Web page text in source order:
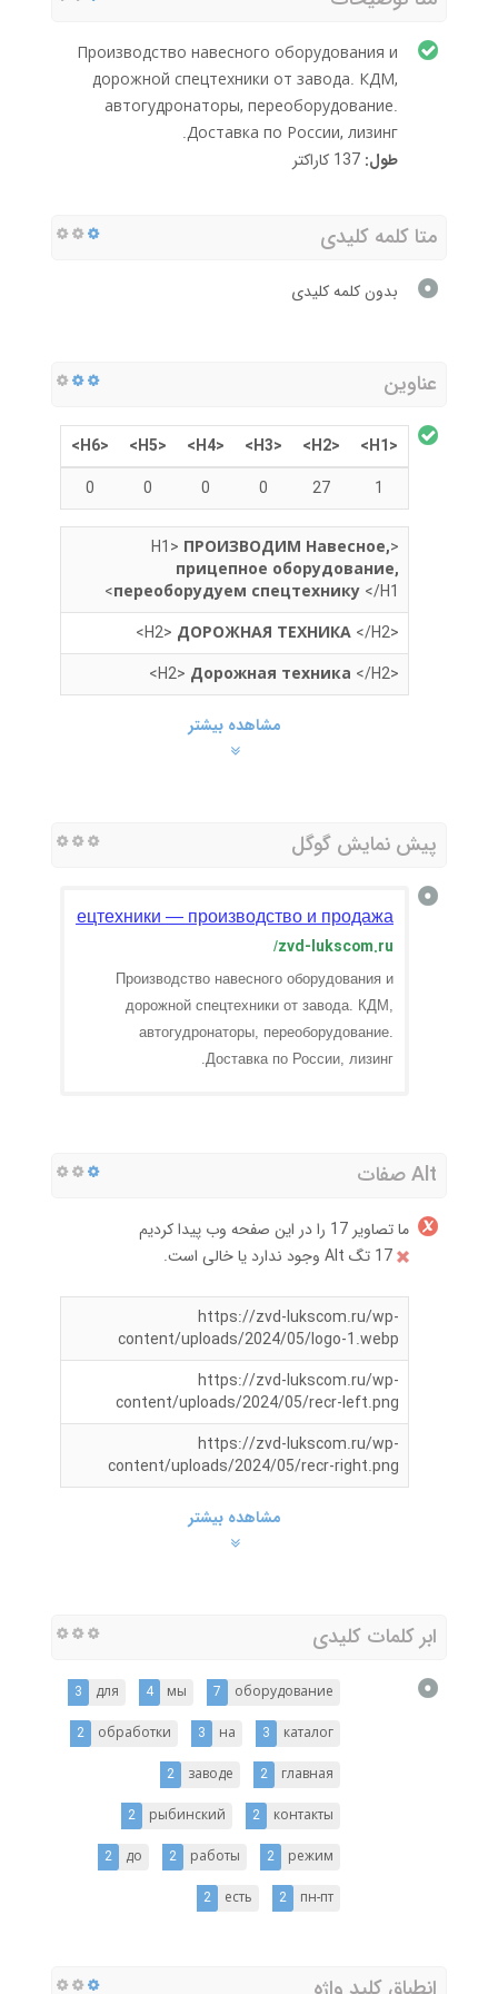
Производство навесного оборудования и
дорожной спецтехники от завода. КДМ,
автогудронаторы, переоборудование.
Доставка по России, лизинг.
طول:
متا کلمه کلیدی
بدون کلمه کلیدی
عناوین
<H1>
<H2>
<H3>
<H4>
<H5>
<H6>
1
27
0
0
0
0
<H1>
ПРОИЗВОДИМ Навесное,
прицепное оборудование,
переоборудуем спецтехнику </H1>
<H2>
ДОРОЖНАЯ ТЕХНИКА </H2>
<H2>
Дорожная техника </H2>
مشاهده بیشتر
پیش نمایش گوگل
и спецтехники — производство и продажа
zvd-lukscom.ru
/
Производство навесного оборудования и
дорожной спецтехники от завода. КДМ,
автогудронаторы, переоборудование.
Доставка по России, лизинг.
Alt صفات
ما تصاویر 17 را در این صفحه وب پیدا کردیم
https://zvd-lukscom.ru/wp-
content/uploads/2024/05/logo-1.webp
https://zvd-lukscom.ru/wp-
content/uploads/2024/05/recr-left.png
https://zvd-lukscom.ru/wp-
content/uploads/2024/05/recr-right.png
مشاهده بیشتر
ابر کلمات کلیدی
оборудование
7
мы
4
для
3
каталог
3
на
3
обработки
2
главная
2
заводе
2
контакты
2
рыбинский
2
режим
2
работы
2
до
2
пн-пт
2
есть
2